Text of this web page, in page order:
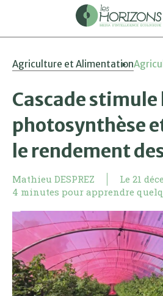
Agriculture et Alimentation
Cascade stimule
photosynthèse
le rendement
Mathieu DESPREZ Le 21
4 minutes pour apprendre